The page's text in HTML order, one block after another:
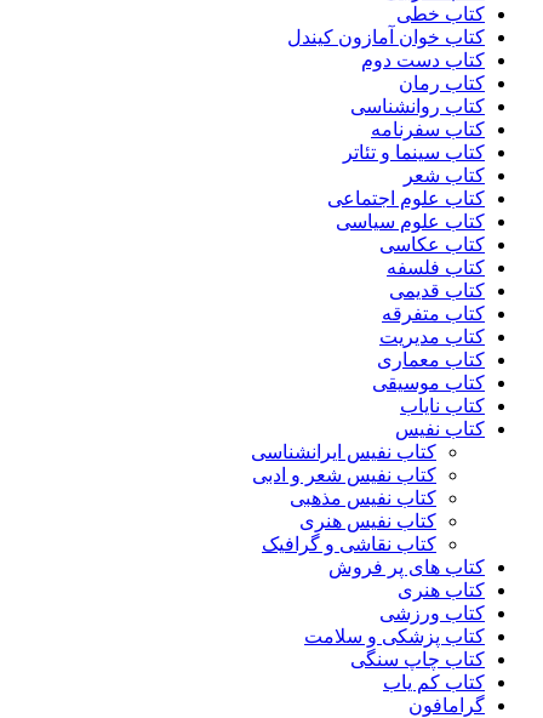
کتاب خطی
کتاب خوان آمازون کیندل
کتاب دست دوم
کتاب رمان
کتاب روانشناسی
کتاب سفرنامه
کتاب سینما و تئاتر
کتاب شعر
کتاب علوم اجتماعی
کتاب علوم سیاسی
کتاب عکاسی
کتاب فلسفه
کتاب قدیمی
کتاب متفرقه
کتاب مدیریت
کتاب معماری
کتاب موسیقی
کتاب نایاب
کتاب نفیس
کتاب نفیس ایرانشناسی
کتاب نفیس شعر و ادبی
کتاب نفیس مذهبی
کتاب نفیس هنری
کتاب نقاشی و گرافیک
کتاب های پر فروش
کتاب هنری
کتاب ورزشی
کتاب پزشکی و سلامت
کتاب چاپ سنگی
کتاب کم یاب
گرامافون